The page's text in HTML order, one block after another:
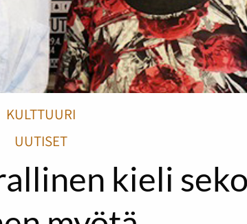
KULTTUURI
UUTISET
kieli